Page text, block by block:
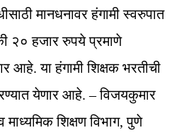
मानधनावर हंगामी स्वरुपात
२० हजार रुपये प्रमाणे
आहे. या हंगामी शिक्षक भरतीची
येणार आहे. – विजयकुमार
शिक्षण विभाग, पुणे